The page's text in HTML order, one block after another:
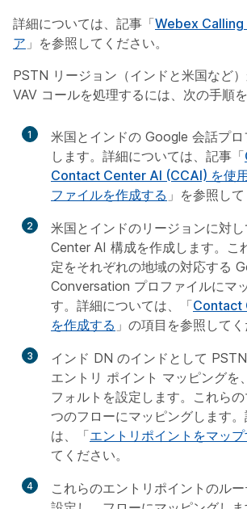
詳細については、記事「Webex Calling
ア 」を参照してください。
PSTN リージョン（インドと米国など
VAV コールを処理するには、次の手順を
1
米国とインドの Google 会話プ
します。詳細については、記事「
Contact Center AI (CCAI) を使
ファイルを作成する 」を参照して
2
米国とインドのリージョンに対
Center AI 構成を作成します。こ
定をそれぞれの地域の対応する
Conversation プロファイルにマ
す。詳細については、「Contact
を作成する 」の項目を参照してく
3
インド DN のインドとして
エントリ ポイント マッピングを
フォルトを設定します。これら
つのフローにマッピングします
は、「エントリポイントをマップ
てください。
4
これらのエントリポイントのル